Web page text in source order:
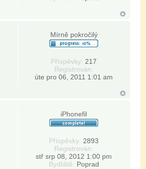
Mírně pokročilý
Příspěvky: 217
Registrován:
úte pro 06, 2011 1:01 am
iPhonefil
Příspěvky: 2893
Registrován:
stř srp 08, 2012 1:00 pm
Bydliště: Poprad